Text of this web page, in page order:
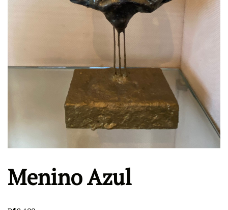
Menino Azul